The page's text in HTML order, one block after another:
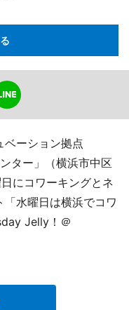
ベーション拠点
ター」（横浜市中区
にコワーキングとネ
水曜日は横浜でコワ
Jelly！＠